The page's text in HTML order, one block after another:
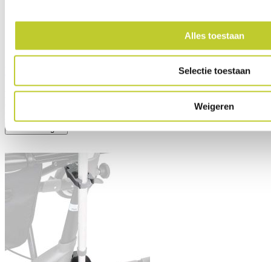
Alles toestaan
Selectie toestaan
Weigeren
Praktische opbergoplossing voor onderweg